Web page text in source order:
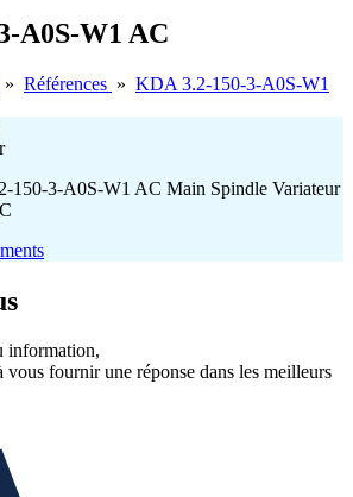
A0S-W1 AC
» Références » KDA 3.2-150-3-A0S-W1
3-A0S-W1 AC Main Spindle Variateur
information,
vous fournir une réponse dans les meilleurs